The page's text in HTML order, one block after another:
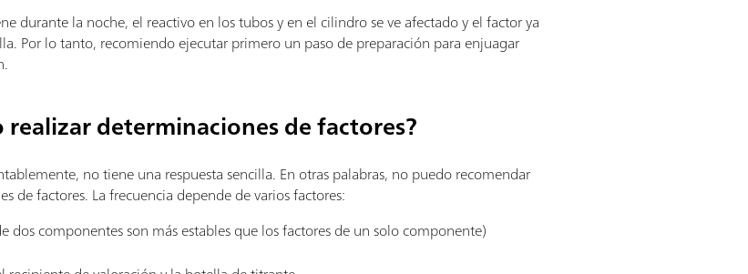
durante la noche, el reactivo en los tubos y en el cilindro se ve afectado y el factor ya
Por lo tanto, recomiendo ejecutar primero un paso de preparación para enjuagar
determinaciones de factores?
no tiene una respuesta sencilla. En otras palabras, no puedo recomendar
de factores. La frecuencia depende de varios factores:
dos componentes son más estables que los factores de un solo componente)